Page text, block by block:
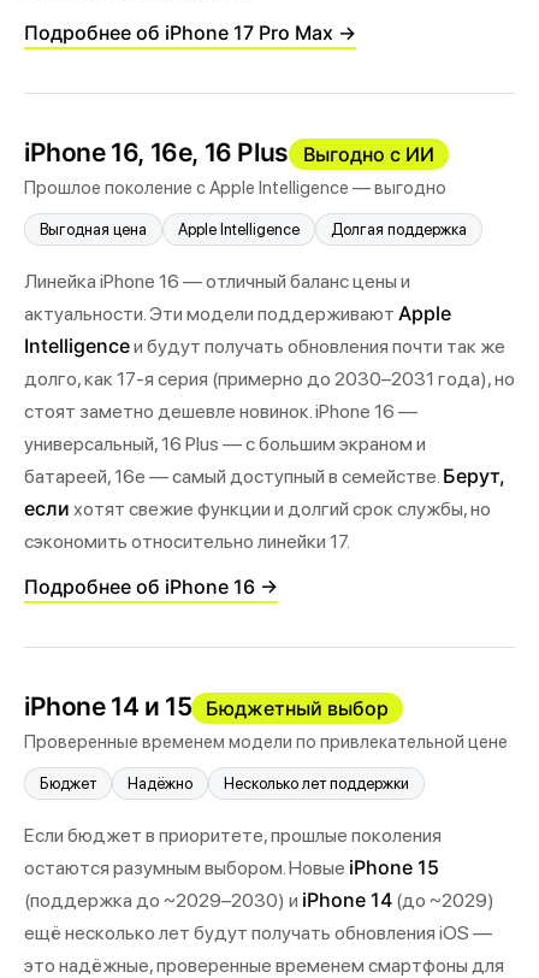
Подробнее об iPhone 17 Pro Max →
iPhone 16, 16e, 16 Plus Выгодно с ИИ
Прошлое поколение с Apple Intelligence — выгодно
Выгодная цена Apple Intelligence Долгая поддержка
Линейка iPhone 16 — отличный баланс цены и
актуальности. Эти модели поддерживают Apple
Intelligenceи будут получать обновления почти так же
долго, как 17-я серия (примерно до 2030–2031 года), но
стоят заметно дешевле новинок. iPhone 16 —
универсальный, 16 Plus — с большим экраном и
батареей, 16e — самый доступный в семействе. Берут,
если хотят свежие функции и долгий срок службы, но
сэкономить относительно линейки 17.
Подробнее об iPhone 16 →
iPhone 14 и 15 Бюджетный выбор
Проверенные временем модели по привлекательной цене
Бюджет Надёжно Несколько лет поддержки
Если бюджет в приоритете, прошлые поколения
остаются разумным выбором. Новые iPhone 15
(поддержка до ~2029–2030) и iPhone 14 (до ~2029)
ещё несколько лет будут получать обновления iOS —
это надёжные, проверенные временем смартфоны для